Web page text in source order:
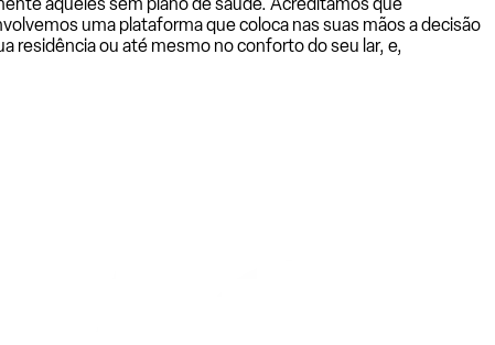
uma plataforma que coloca nas suas mãos a decisão
residência ou até mesmo no conforto do seu lar, e,